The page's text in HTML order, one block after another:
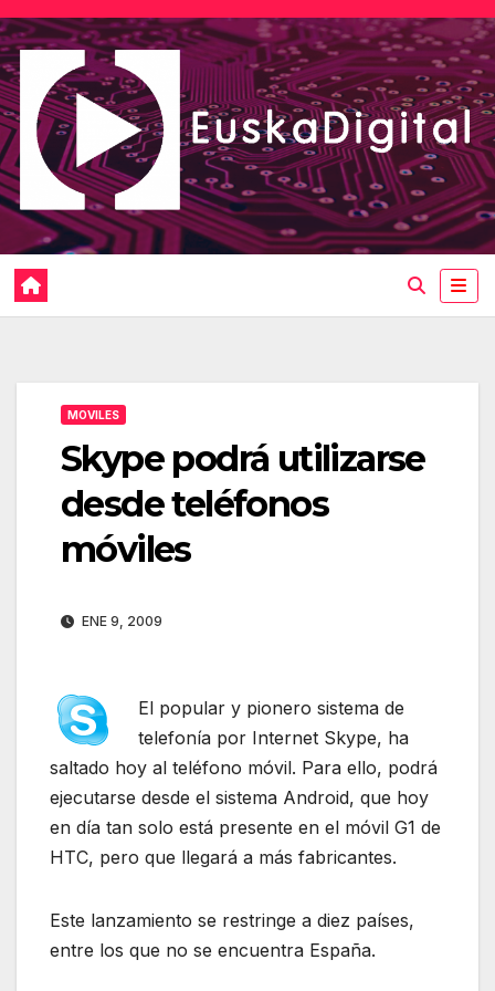
Saltar
al
contenido
MOVILES
Skype podrá utilizarse
desde teléfonos
móviles
ENE 9, 2009
El popular y pionero sistema de
telefonía por Internet Skype, ha
saltado hoy al teléfono móvil. Para ello, podrá
ejecutarse desde el sistema Android, que hoy
en día tan solo está presente en el móvil G1 de
HTC, pero que llegará a más fabricantes.
Este lanzamiento se restringe a diez países,
entre los que no se encuentra España.